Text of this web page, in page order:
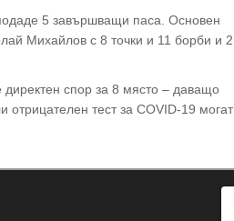
5 завършващи паса. Основен
Михайлов с 8 точки и 11 борби и 2
спор за 8 място – даващо
тест за COVID-19 могат